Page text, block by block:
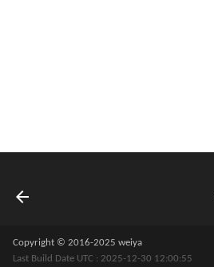
Copyright © 2016-2025 weiya
Last Build Date UTC : 2025-12-30 12:00:55